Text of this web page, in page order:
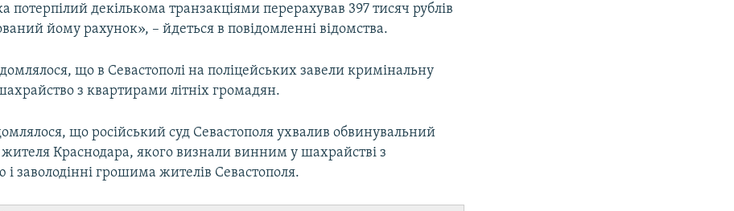
потерпілий декількома транзакціями перерахував 397 тисяч рублів
йому рахунок», – йдеться в повідомленні відомства.
що в Севастополі на поліцейських завели кримінальну
з квартирами літніх громадян.
що російський суд Севастополя ухвалив обвинувальний
Краснодара, якого визнали винним у шахрайстві з
і заволодінні грошима жителів Севастополя.